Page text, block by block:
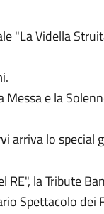
"La Vidella
e la
arriva lo special
la Tribute
Spettacolo dei